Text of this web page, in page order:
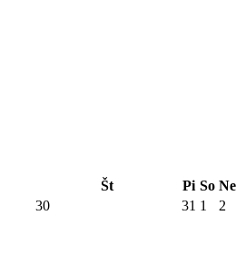
Št Pi So Ne
30 31 1 2